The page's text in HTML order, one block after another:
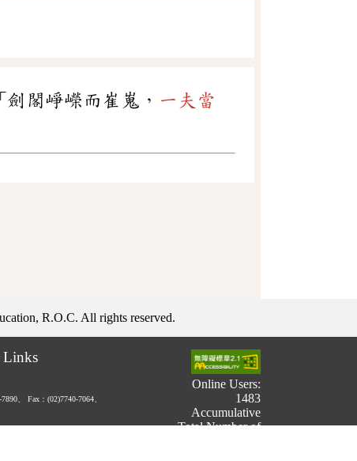
閣崢嶸而崔嵬， 一夫當
R.O.C. All rights reserved.
Links
、
Fax：(02)7740-7064、
Online Users:
1483
Accumulative
Total Number of